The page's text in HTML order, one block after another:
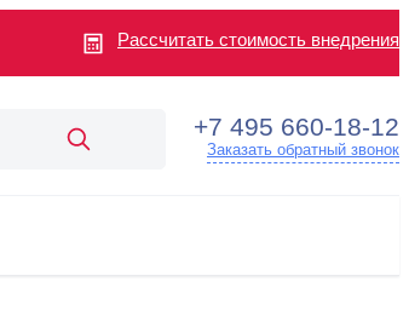
Рассчитать стоимость внедрения
+7 495 660-18-12
Заказать обратный звонок